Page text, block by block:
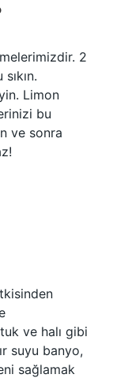
2
Limon
bu
ve sonra
ve halı gibi
suyu banyo,
sağlamak